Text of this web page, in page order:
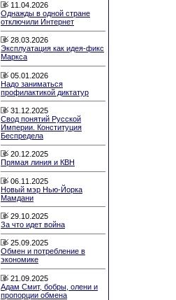
11.04.2026
Однажды в одной стране
отключили Интернет
28.03.2026
Эксплуатация как идея-фикс
Маркса
05.01.2026
Надо заниматься
профилактикой диктатур
31.12.2025
Свод понятий Русской
Империи. Конституция
Беспредела
20.12.2025
Прямая линия и КВН
06.11.2025
Новый мэр Нью-Йорка
Мамдани
29.10.2025
За что идет война
25.09.2025
Обмен и потребление в
экономике
21.09.2025
Адам Смит, бобры, олени и
пропорции обмена